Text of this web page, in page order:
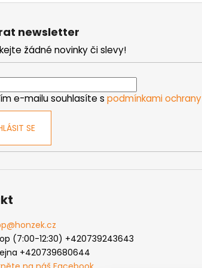
newsletter
žádné novinky či slevy!
e-mailu souhlasíte s podmínkami
SE
@honzek.cz
(7:00-12:30) +420739243643
+420739680644